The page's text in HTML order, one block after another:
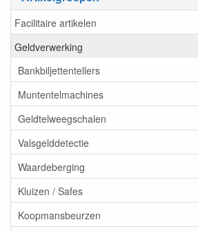
Facilitaire artikelen
Geldverwerking
Bankbiljettentellers
Muntentelmachines
Geldtelweegschalen
Valsgelddetectie
Waardeberging
Kluizen / Safes
Koopmansbeurzen